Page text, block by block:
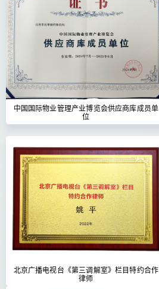
中国国际物业管理产业博览会供应商库成员单
位
北京广播电视台《第三调解室》栏目特约合作
律师